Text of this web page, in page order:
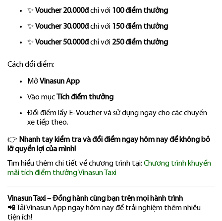
✨ Voucher 20.000đchỉ với 100 điểm thưởng
✨ Voucher 30.000đchỉ với 150 điểm thưởng
✨ Voucher 50.000đchỉ với 250 điểm thưởng
Cách đổi điểm:
MởVinasun App
Vào mục
Tích điểm thưởng
Đổi điểm lấy E-Voucher và sử dụng ngay cho các chuyến
xe tiếp theo.
👉 Nhanh tay kiểm tra và đổi điểm ngay hôm nay để không bỏ
lỡ quyền lợi của mình!
Tìm hiểu thêm chi tiết về chương trình tại: Chương trình khuyến
mãi tích điểm thưởng Vinasun Taxi
Vinasun Taxi – Đồng hành cùng bạn trên mọi hành trình
📲 Tải Vinasun App ngay hôm nay để trải nghiệm thêm nhiều
tiện ích!